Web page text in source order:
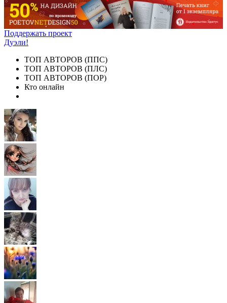
Поддержать проект
Дуэли!
ТОП АВТОРОВ (ППС)
ТОП АВТОРОВ (ПЛС)
ТОП АВТОРОВ (ПОР)
Кто онлайн